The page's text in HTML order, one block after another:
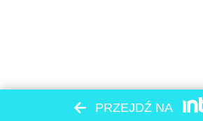
PRZEJDŹ NA